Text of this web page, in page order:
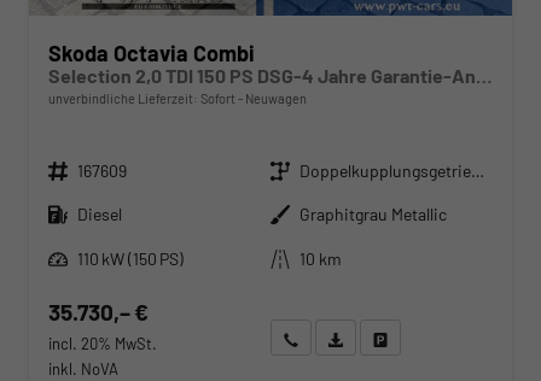
Skoda Octavia Combi
Selection 2,0 TDI 150 PS DSG-4 Jahre Garantie-Anhängerkupplung schwenkbar-PDC vorne und hinten-Sitzheizung-Smart Link-Sofort
unverbindliche Lieferzeit: Sofort Neuwagen
Fahrzeugnr. 167609 Getriebe
Doppelkupplungsgetriebe (DSG)
Kraftstoff Diesel Außenfarbe Graphitgrau Metallic
Leistung
110 kW (150 PS) Kilometerstand 10 km
35.730,– €
incl. 20% MwSt.
inkl. NoVA
Wir rufen Sie anAngebot drucken (PDF)